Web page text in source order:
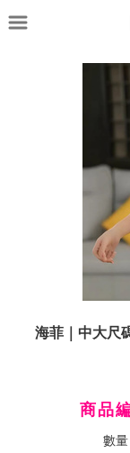
海菲｜中大尺
商品
數量